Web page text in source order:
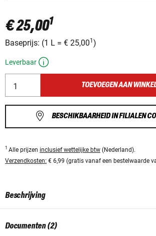
€ 25,001
Baseprijs: (1 L = € 25,001 )
Leverbaar
TOEVOEGEN AAN
BESCHIKBAARHEID IN FILIALEN
1 Alle prijzen inclusief wettelijke btw (Nederland).
Verzendkosten: € 6,99 (gratis vanaf een bestelwaarde
Beschrijving
Documenten (2)